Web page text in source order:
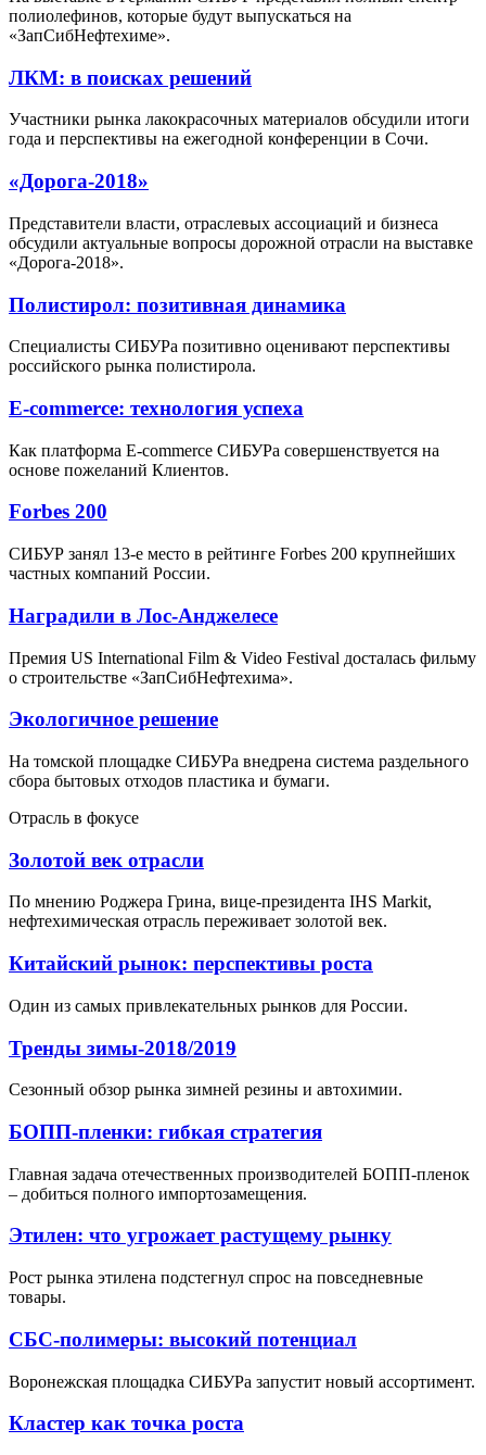
полиолефинов, которые будут выпускаться на
«ЗапСибНефтехиме».
ЛКМ: в поисках решений
Участники рынка лакокрасочных материалов обсудили итоги
года и перспективы на ежегодной конференции в Сочи.
«Дорога-2018»
Представители власти, отраслевых ассоциаций и бизнеса
обсудили актуальные вопросы дорожной отрасли на выставке
«Дорога-2018».
Полистирол: позитивная динамика
Специалисты СИБУРа позитивно оценивают перспективы
российского рынка полистирола.
Е-commerce: технология успеха
Как платформа E-commerce СИБУРа совершенствуется на
основе пожеланий Клиентов.
Forbes 200
СИБУР занял 13-е место в рейтинге Forbes 200 крупнейших
частных компаний России.
Наградили в Лос-Анджелесе
Премия US International Film & Video Festival досталась фильму
о строительстве «ЗапСибНефтехима».
Экологичное решение
На томской площадке СИБУРа внедрена система раздельного
сбора бытовых отходов пластика и бумаги.
Отрасль в фокусе
Золотой век отрасли
По мнению Роджера Грина, вице-президента IHS Markit,
нефтехимическая отрасль переживает золотой век.
Китайский рынок: перспективы роста
Один из самых привлекательных рынков для России.
Тренды зимы-2018/2019
Сезонный обзор рынка зимней резины и автохимии.
БОПП-пленки: гибкая стратегия
Главная задача отечественных производителей БОПП-пленок
– добиться полного импортозамещения.
Этилен: что угрожает растущему рынку
Рост рынка этилена подстегнул спрос на повседневные
товары.
СБС-полимеры: высокий потенциал
Воронежская площадка СИБУРа запустит новый ассортимент.
Кластер как точка роста